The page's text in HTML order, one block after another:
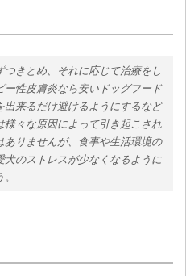
つきとめ、それに応じて治療をし
ー性皮膚炎なら安いドッグフード
出来るだけ避けるようにするなど
様々な原因によって引き起こされ
ありませんが、食事や生活環境の
犬のストレスが少なくなるように